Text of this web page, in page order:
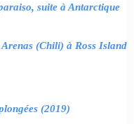
suite à Antarctique
(Chili) à Ross Island
(2019)